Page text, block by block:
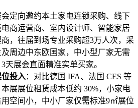
会定向邀约本土家电连锁采购、线下
商运营商、室内设计师、智能家居
，往届到场专业采购超3万人次，采
周边中东欧国家，中小型厂家无需
天展会直面精准实单买家。
投入：对比德国 IFA、法国 CES 等
展展位租赁成本低约 30%，小家电
空间小，中小厂家仅需标准9㎡展位